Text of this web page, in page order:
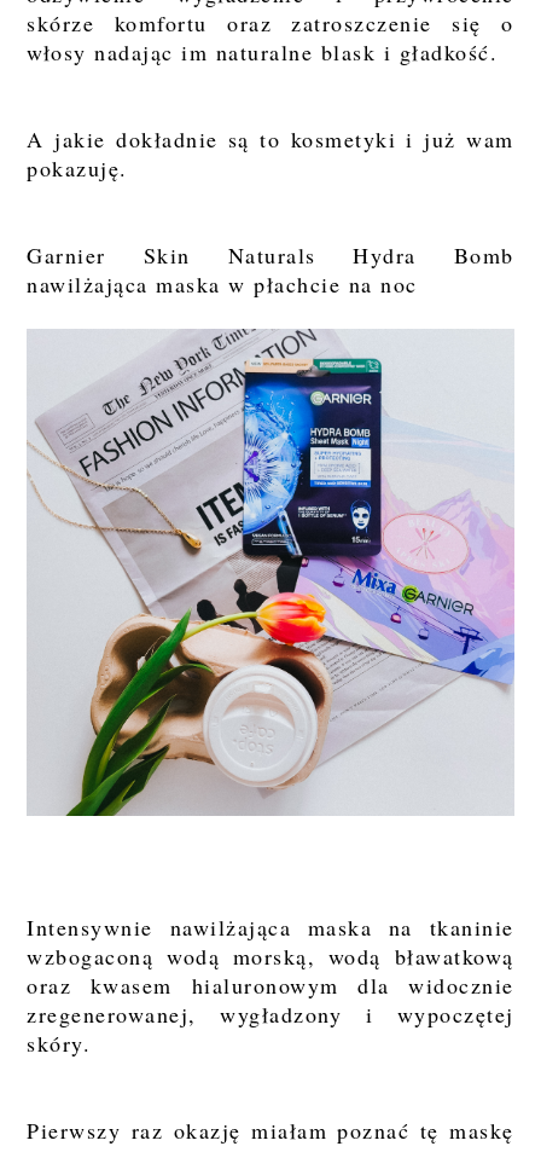
skórze komfortu oraz zatroszczenie się o
włosy nadając im naturalne blask i gładkość.
A jakie dokładnie są to kosmetyki i już wam
pokazuję.
Garnier Skin Naturals Hydra Bomb
nawilżająca maska w płachcie na noc
Intensywnie nawilżająca maska na tkaninie
wzbogaconą wodą morską, wodą bławatkową
oraz kwasem hialuronowym dla widocznie
zregenerowanej, wygładzony i wypoczętej
skóry.
Pierwszy raz okazję miałam poznać tę maskę